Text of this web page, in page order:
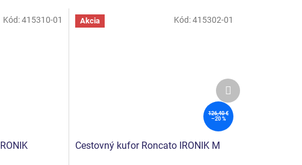
Kód:415310-01 Akcia
126,40 €
–20 %
Cestovný kufor Roncato IRONIK M
Kód:415302-01
Ďalší
produkt